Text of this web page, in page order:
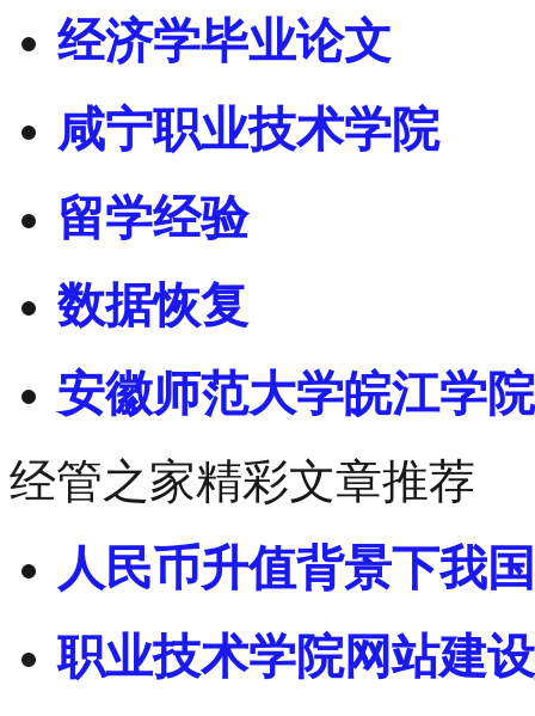
经济学毕业论文
咸宁职业技术学院
留学经验
数据恢复
安徽师范大学皖江学院
经管之家精彩文章推荐
人民币升值背景下我
职业技术学院网站建